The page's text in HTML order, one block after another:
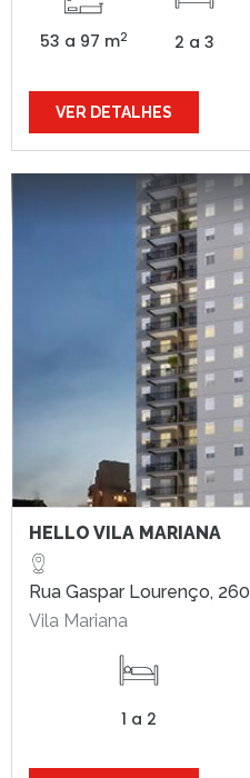
53 a 97 m2 2 a 3
VER DETALHES
HELLO VILA MARIANA
Rua Gaspar Lourenço, 260
Vila Mariana
1 a 2